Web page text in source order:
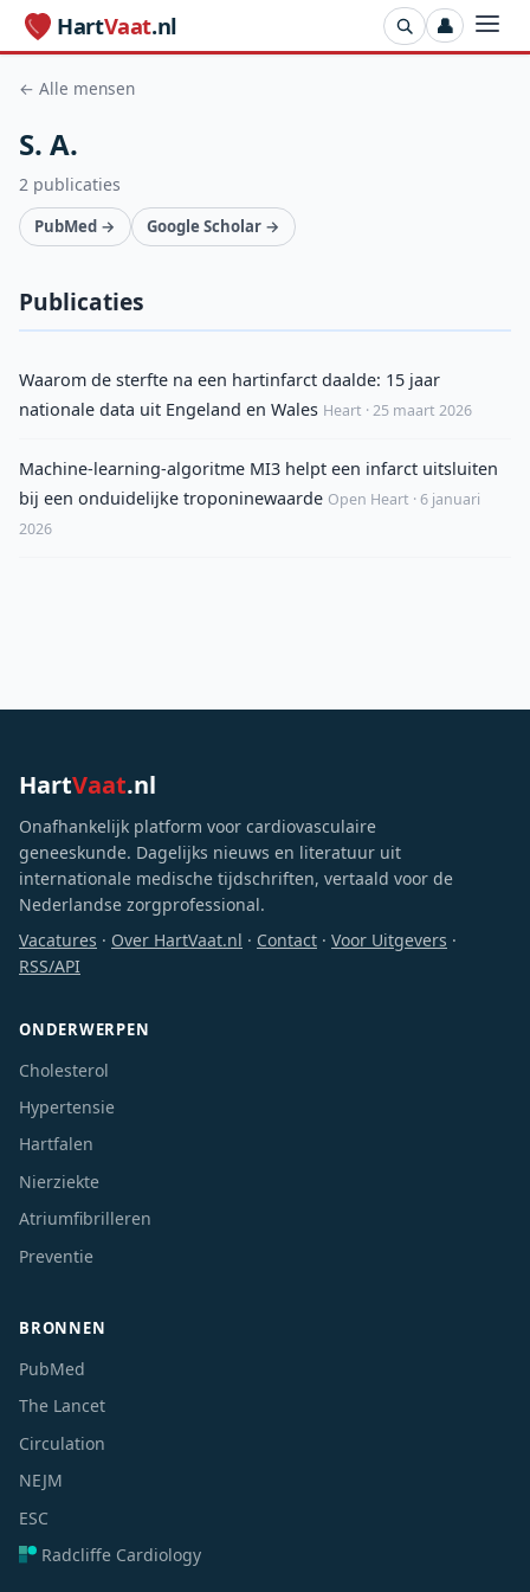
HartVaat.nl 👤
← Alle mensen
S. A.
2 publicaties
PubMed → Google Scholar →
Publicaties
Waarom de sterfte na een hartinfarct daalde: 15 jaar
nationale data uit Engeland en Wales Heart · 25 maart 2026
Machine-learning-algoritme MI3 helpt een infarct uitsluiten
bij een onduidelijke troponinewaarde Open Heart · 6 januari
2026
HartVaat.nl
Onafhankelijk platform voor cardiovasculaire
geneeskunde. Dagelijks nieuws en literatuur uit
internationale medische tijdschriften, vertaald voor de
Nederlandse zorgprofessional.
Vacatures · Over HartVaat.nl · Contact · Voor Uitgevers ·
RSS/API
ONDERWERPEN
Cholesterol
Hypertensie
Hartfalen
Nierziekte
Atriumfibrilleren
Preventie
BRONNEN
PubMed
The Lancet
Circulation
NEJM
ESC
Radcliffe Cardiology